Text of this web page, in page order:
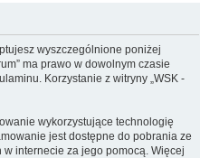
wyszczególnione poniżej
ma prawo w dowolnym czasie
Korzystanie z witryny „WSK -
wykorzystujące technologię
jest dostępne do pobrania ze
w internecie za jego pomocą. Więcej